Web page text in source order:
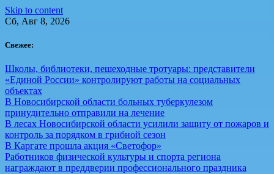
Skip to content
Сб, Авг 8, 2026
Свежее:
Школы, библиотеки, пешеходные тротуары: представители
«Единой России» контролируют работы на социальных
объектах
В Новосибирской области больных туберкулезом
принудительно отправили на лечение
В лесах Новосибирской области усилили защиту от пожаров и
контроль за порядком в грибной сезон
В Каргате прошла акция «Светофор»
Работников физической культуры и спорта региона
награждают в преддверии профессионального праздника